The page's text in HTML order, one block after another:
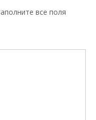
все поля